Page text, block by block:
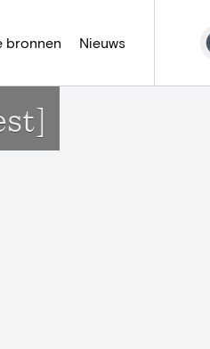
bronnen Nieuws